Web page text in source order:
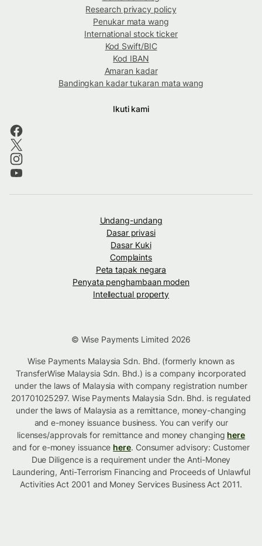
Research privacy policy
Penukar mata wang
International stock ticker
Kod Swift/BIC
Kod IBAN
Amaran kadar
Bandingkan kadar tukaran mata wang
Ikuti kami
Undang-undang
Dasar privasi
Dasar Kuki
Complaints
Peta tapak negara
Penyata penghambaan moden
Intellectual property
© Wise Payments Limited 2026
Wise Payments Malaysia Sdn. Bhd. (formerly known as
TransferWise Malaysia Sdn. Bhd.) is a company incorporated
under the laws of Malaysia with company registration number
201701025297. Wise Payments Malaysia Sdn. Bhd. is regulated
under the laws of Malaysia as a remittance, money-changing
and e-money issuance business. You can verify our
licenses/approvals for remittance and money changing here
and for e-money issuance here. Consumer advisory: Customer
Due Diligence is a requirement under the Anti-Money
Laundering, Anti-Terrorism Financing and Proceeds of Unlawful
Activities Act 2001 and Money Services Business Act 2011.